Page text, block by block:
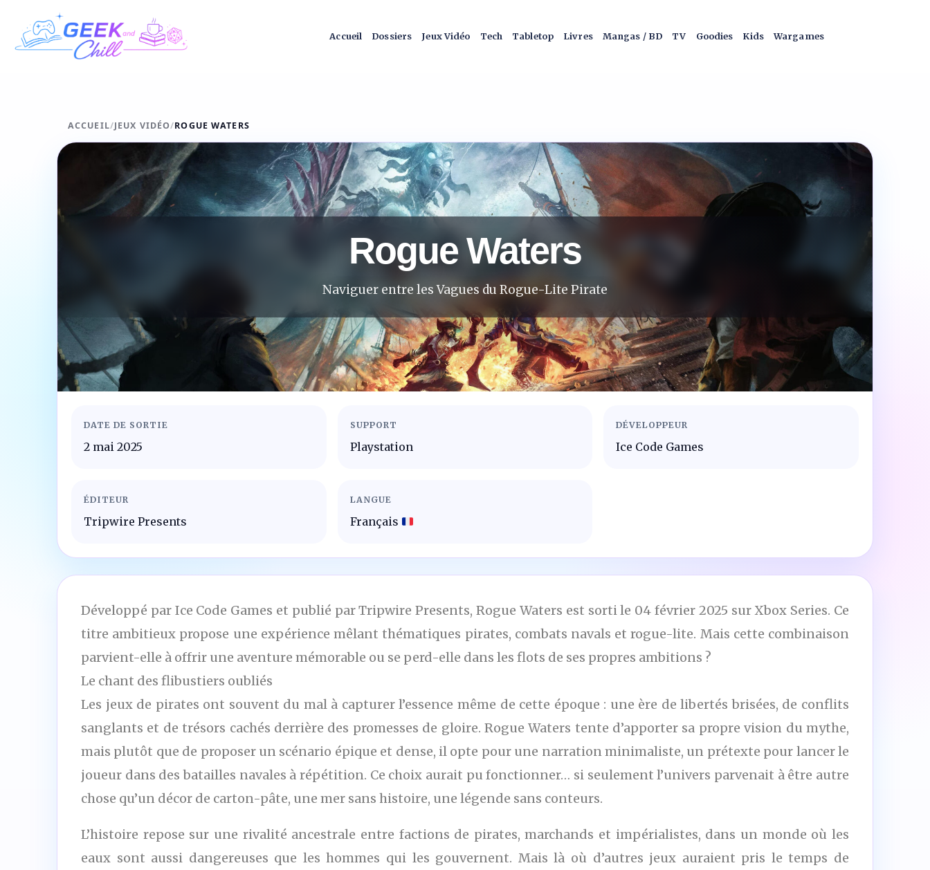
Aller au contenu
Accueil Dossiers Jeux Vidéo Tech Tabletop Livres Mangas / BD TV Goodies Kids Wargames
ACCUEIL/JEUX VIDÉO/ROGUE WATERS
Rogue Waters
Naviguer entre les Vagues du Rogue-Lite Pirate
DATE DE SORTIE
2 mai 2025
SUPPORT
Playstation
DÉVELOPPEUR
Ice Code Games
ÉDITEUR
Tripwire Presents
LANGUE
Français
Développé par Ice Code Games et publié par Tripwire Presents, Rogue Waters est sorti le 04 février 2025 sur Xbox Series. Ce
titre ambitieux propose une expérience mêlant thématiques pirates, combats navals et rogue-lite. Mais cette combinaison
parvient-elle à offrir une aventure mémorable ou se perd-elle dans les flots de ses propres ambitions ?
Le chant des flibustiers oubliés
Les jeux de pirates ont souvent du mal à capturer l’essence même de cette époque : une ère de libertés brisées, de conflits
sanglants et de trésors cachés derrière des promesses de gloire. Rogue Waters tente d’apporter sa propre vision du mythe,
mais plutôt que de proposer un scénario épique et dense, il opte pour une narration minimaliste, un prétexte pour lancer le
joueur dans des batailles navales à répétition. Ce choix aurait pu fonctionner… si seulement l’univers parvenait à être autre
chose qu’un décor de carton-pâte, une mer sans histoire, une légende sans conteurs.
L’histoire repose sur une rivalité ancestrale entre factions de pirates, marchands et impérialistes, dans un monde où les
eaux sont aussi dangereuses que les hommes qui les gouvernent. Mais là où d’autres jeux auraient pris le temps de